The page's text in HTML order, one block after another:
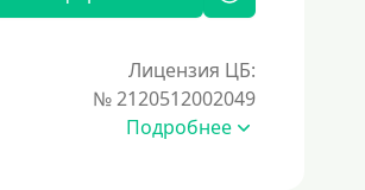
Лицензия ЦБ:
№ 2120512002049
Подробнее